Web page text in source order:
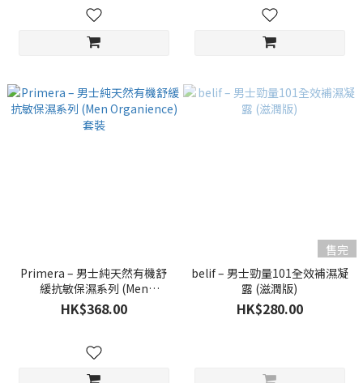
Primera – 男士純天然有機舒
緩抗敏保濕系列 (Men
Organience) 套裝
HK$368.00
售完
belif – 男士勁量101全效補濕凝
露 (滋潤版)
HK$280.00